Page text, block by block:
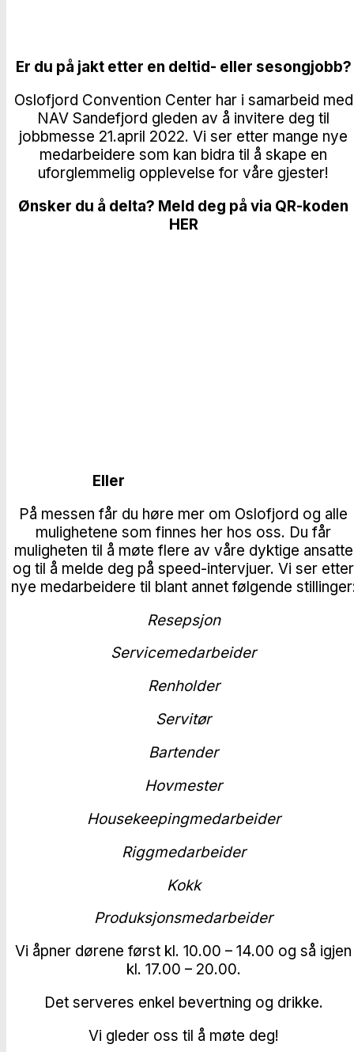
Er du på jakt etter en deltid- eller sesongjobb?
Oslofjord Convention Center har i samarbeid med
NAV Sandefjord gleden av å invitere deg til
jobbmesse 21.april 2022. Vi ser etter mange nye
medarbeidere som kan bidra til å skape en
uforglemmelig opplevelse for våre gjester!
Ønsker du å delta? Meld deg på via QR-koden
HER
Eller
På messen får du høre mer om Oslofjord og alle
mulighetene som finnes her hos oss. Du får
muligheten til å møte flere av våre dyktige ansatte
og til å melde deg på speed-intervjuer. Vi ser etter
nye medarbeidere til blant annet følgende
Resepsjon
Servicemedarbeider
Renholder
Servitør
Bartender
Hovmester
Housekeepingmedarbeider
Riggmedarbeider
Kokk
Produksjonsmedarbeider
Vi åpner dørene først kl. 10.00 – 14.00 og så igjen
kl. 17.00 – 20.00.
Det serveres enkel bevertning og drikke.
Vi gleder oss til å møte deg!